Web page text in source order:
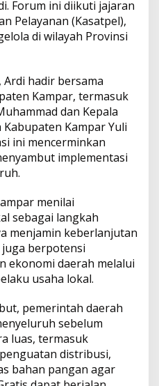
a
n
M
Forum ini diikuti jajaran
Pelayanan (Kasatpel),
di wilayah Provinsi
hadir bersama
Kampar, termasuk
dan Kepala
Kampar Yuli
ini mencerminkan
implementasi
menilai
sebagai langkah
menjamin keberlanjutan
berpotensi
ekonomi daerah melalui
usaha lokal.
pemerintah daerah
sebelum
luas, termasuk
distribusi,
bahan pangan agar